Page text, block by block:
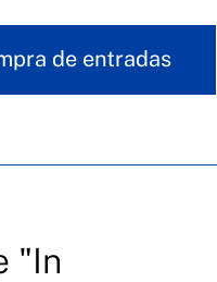
de entradas
"In